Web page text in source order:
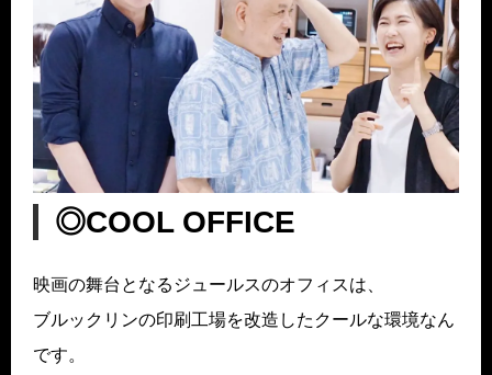
◎COOL OFFICE
映画の舞台となるジュールスのオフィスは、
ブルックリンの印刷工場を改造したクールな環境なん
です。